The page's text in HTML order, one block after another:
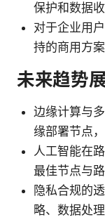
保护和数据
对于企业用
持的商用方案
未来趋势
边缘计算与
缘部署节点
人工智能在
最佳节点与
隐私合规的
略、数据处